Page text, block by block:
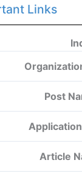
Links
Post
Article